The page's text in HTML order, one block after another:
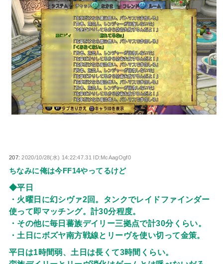
207:2020/10/28(水) 14:22:47.31 ID:McAagOgf0
ちなみに俺は今FF14やってるけど
◆平日
・火曜日に幻シヴァ2回。タンクでレイドファインダー
使って即マッチング。計30分程度。
・その他に毎日蕃族デイリー三拠点で計30分くらい。
・土日にボズヤ南方戦線とリーヴを使い切って金策。
平日は1時間弱、土日は長くて3時間くらい。